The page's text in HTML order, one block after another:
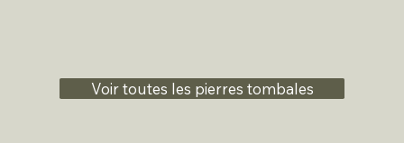
Voir toutes les pierres tombales